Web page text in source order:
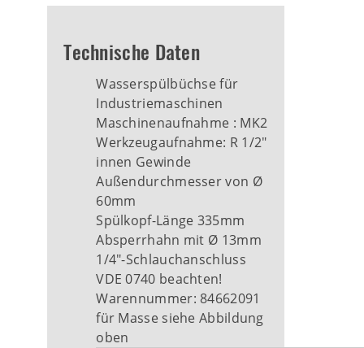
Technische Daten
Wasserspülbüchse für
Industriemaschinen
Maschinenaufnahme : MK2
Werkzeugaufnahme: R 1/2"
innen Gewinde
Außendurchmesser von Ø
60mm
Spülkopf-Länge 335mm
Absperrhahn mit Ø 13mm
1/4"-Schlauchanschluss
VDE 0740 beachten!
Warennummer: 84662091
für Masse siehe Abbildung
oben